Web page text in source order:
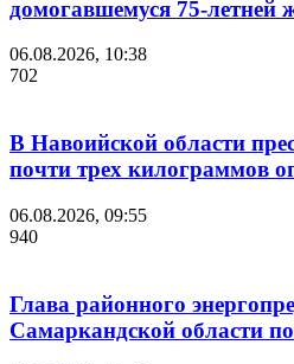
домогавшемуся 75-
06.08.2026, 10:38
702
В Навоийской области
почти трех килограммов
06.08.2026, 09:55
940
Глава районного
Самаркандской области